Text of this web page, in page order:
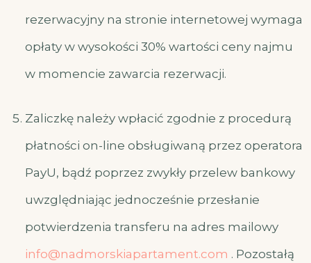
rezerwacyjny na stronie internetowej wymaga
opłaty w wysokości 30% wartości ceny najmu
w momencie zawarcia rezerwacji.
Zaliczkę należy wpłacić zgodnie z procedurą
płatności on-line obsługiwaną przez operatora
PayU, bądź poprzez zwykły przelew bankowy
uwzględniając jednocześnie przesłanie
potwierdzenia transferu na adres mailowy
info@nadmorskiapartament.com . Pozostałą